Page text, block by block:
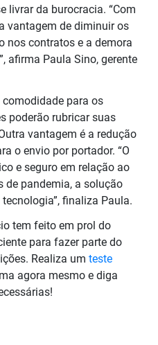
livrar da burocracia. “Com
vantagem de diminuir os
nos contratos e a demora
”, afirma Paula Sino, gerente
para os
poderão rubricar suas
vantagem é a redução
o envio por portador. “O
e seguro em relação ao
de pandemia, a solução
finaliza Paula.
tem feito em prol do
para fazer parte do
Realiza um teste
agora mesmo e diga